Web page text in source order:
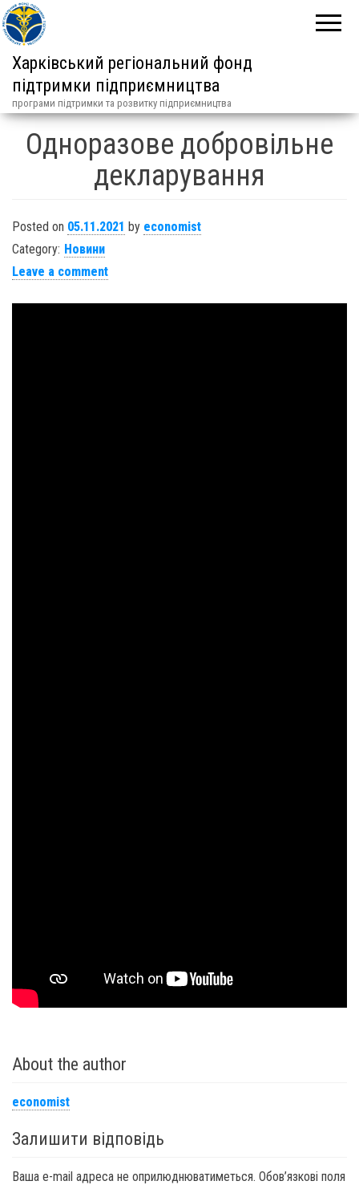
Харківський регіональний фонд
підтримки підприємництва
програми підтримки та розвитку підприємництва
Одноразове добровільне
декларування
Posted on 05.11.2021 by economist
Category: Новини
Leave a comment
About the author
economist
Залишити відповідь
Ваша e-mail адреса не оприлюднюватиметься. Обов’язкові поля